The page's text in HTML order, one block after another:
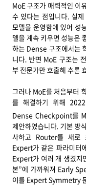
MoE 구조가 매력적인 이
수 있다는 점입니다. 실
모델을 운영함에 있어 성
델을 계속 키우면 성능은
하는 Dense 구조에서는
니다. 반면 MoE 구조는
부 전문가만 호출해 추론
그러나 MoE를 처음부터
를 해결하기 위해
Dense Checkpoint를
제안하였습니다. 기본 방
사하고 Router를 새로
Expert가 같은 파라미터
Expert가 여러 개 생겼지
본”에 가까워져 Early
이를 Expert Symmetry